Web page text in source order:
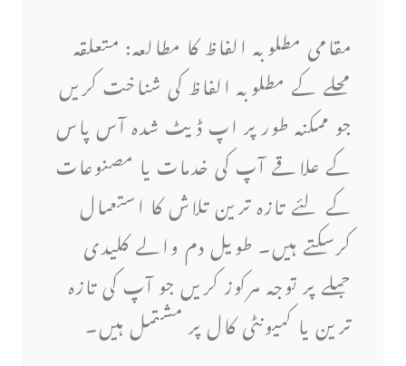
مقامی مطلوبہ الفاظ کا مطالعہ: متعلقہ
محلے کے مطلوبہ الفاظ کی شناخت کریں
جو ممکنہ طور پر اپ ڈیٹ شدہ آس پاس
کے علاقے آپ کی خدمات یا مصنوعات
کے لئے تازہ ترین تلاش کا استعمال
کرسکتے ہیں۔ طویل دم والے کلیدی
جملے پر توجہ مرکوز کریں جو آپ کی تازہ
ترین یا کمیونٹی کال پر مشتمل ہیں۔